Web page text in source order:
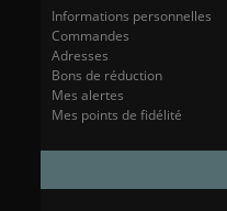
Informations personnelles
Commandes
Adresses
Bons de réduction
Mes alertes
Mes points de fidélité